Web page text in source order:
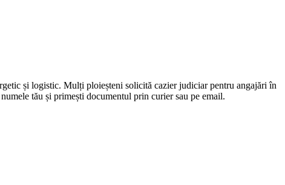
și logistic. Mulți ploieșteni solicită cazier judiciar pentru angajări în
tău și primești documentul prin curier sau pe email.